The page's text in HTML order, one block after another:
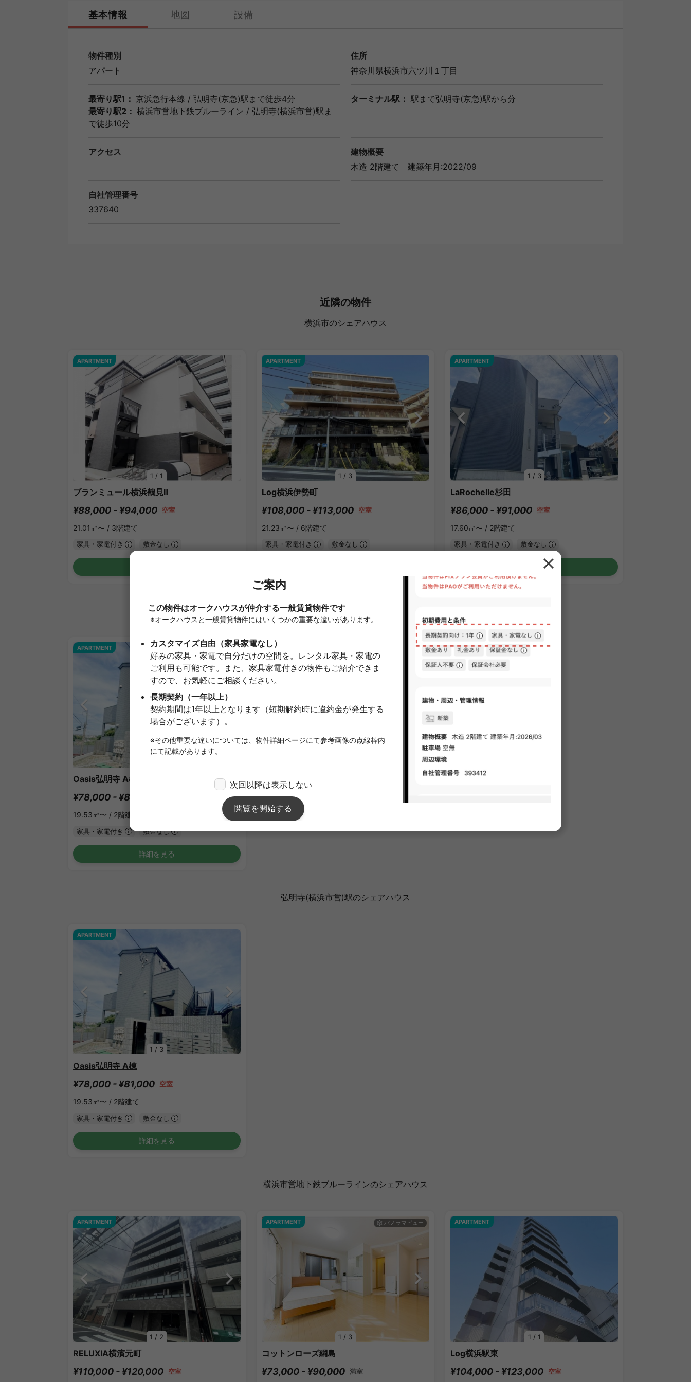
基本情報 地図 設備
物件種別
アパート
住所
神奈川県横浜市六ツ川１丁目
最寄り駅1： 京浜急行本線 / 弘明寺(京急)駅 まで徒歩4分
最寄り駅2： 横浜市営地下鉄ブルーライン / 弘明寺(横浜市営)駅 ま
で徒歩10分
ターミナル駅： 駅まで弘明寺(京急)駅から分
アクセス
建物概要
木造 2階建て
建築年月:2022/09
自社管理番号
337640
近隣の物件
横浜市のシェアハウス
1 / 1
APARTMENT
ブランミュール横浜鶴見Ⅱ
¥88,000 - ¥94,000 空室
21.01㎡〜 / 3階建て
家具・家電付き 敷金なし
1 / 3
APARTMENT
Log横浜伊勢町
¥108,000 - ¥113,000 空室
21.23㎡〜 / 6階建て
家具・家電付き 敷金なし
1 / 3
APARTMENT
LaRochelle杉田
¥86,000 - ¥91,000 空室
17.60㎡〜 / 2階建て
家具・家電付き 敷金なし
詳細を見る
弘明寺(京急)駅のシェアハウス
APARTMENT
Oasis弘明寺 A棟
¥78,000 - ¥81,000
19.53㎡〜 / 2階建て
家具・家電付き 敷金なし
詳細を見る
弘明寺(横浜市営)駅のシェアハウス
1 / 3
APARTMENT
Oasis弘明寺 A棟
¥78,000 - ¥81,000 空室
19.53㎡〜 / 2階建て
家具・家電付き 敷金なし
詳細を見る
横浜市営地下鉄ブルーラインのシェアハウス
1 / 2
APARTMENT
RELUXIA横濱元町
¥110,000 - ¥120,000 空室
1 / 3
APARTMENT
コットンローズ綱島
¥73,000 - ¥90,000 満室
1 / 1
APARTMENT
Log横浜駅東
¥104,000 - ¥123,000 空室